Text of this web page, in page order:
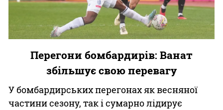
Перегони бомбардирів: Ванат
збільшує свою перевагу
У бомбардирських перегонах як весняної
частини сезону, так і сумарно лідирує